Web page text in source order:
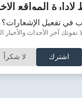
في تفعيل الإشعارات؟
تفوتك آخر الأحداث والأخبار
اشترك لا شكراً
المواقع
لقاء الأسبوع